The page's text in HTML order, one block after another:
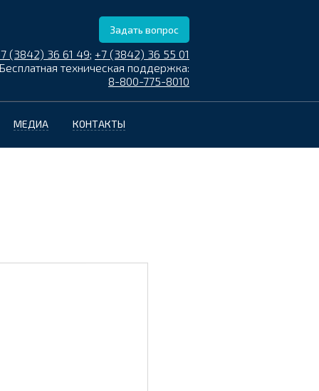
Задать вопрос
(3842) 36 61 49; +7 (3842) 36 55 01
Бесплатная техническая поддержка:
8-800-775-8010
МЕДИА КОНТАКТЫ